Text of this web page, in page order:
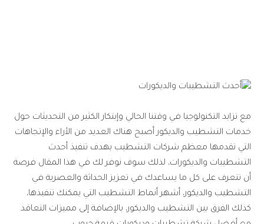
مع تزايد التكنولوجيا في وقتنا الحالي وإبتكار الكثير من التحديثات حول
خدمات التشطيب والديكور أصبح هناك العديد من الأراء والإتجاهات
التي تقدمها معظم شركات التشطيب بهدف تنفيذ أحدث
التشطيبات والديكورات، لذلك سوف نوفر لك في هذا المقال فرصة
أن تتعرف على كل ما يساعدك في تعزيز الحداثة والعصرية في
التشطيب والديكور، أشهر أنماط التشطيب التي يمكنك تنفيذها،
كذلك الفرق بين التشطيب والديكور، بالإضافة إلى مميزات التعاقد